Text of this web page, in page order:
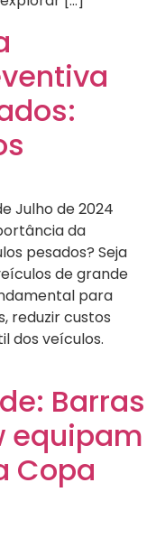
Julho de 2024
da
pesados? Seja
de grande
para
reduzir custos
dos veículos.
Barras
equipam
Copa